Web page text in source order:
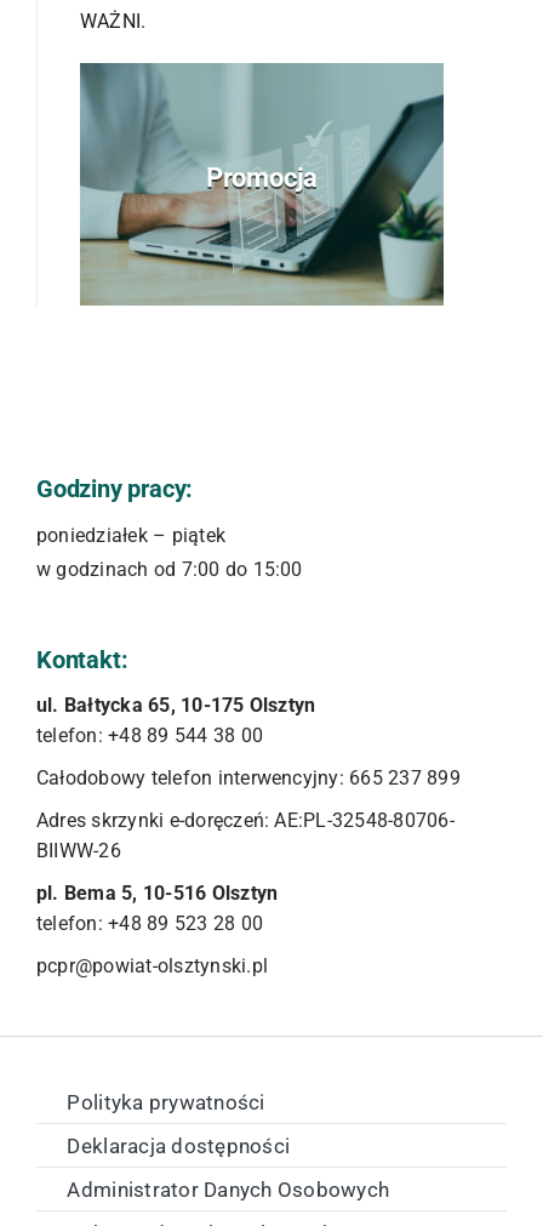
WAŻNI.
Promocja
Godziny pracy:
poniedziałek – piątek
w godzinach od 7:00 do 15:00
Kontakt:
ul. Bałtycka 65, 10-175 Olsztyn
telefon: +48 89 544 38 00
Całodobowy telefon interwencyjny: 665 237 899
Adres skrzynki e-doręczeń: AE:PL-32548-80706-
BIIWW-26
pl. Bema 5, 10-516 Olsztyn
telefon: +48 89 523 28 00
pcpr@powiat-olsztynski.pl
Polityka prywatności
Deklaracja dostępności
Administrator Danych Osobowych